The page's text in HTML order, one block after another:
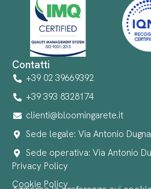
Contatti
+39 02 39669392
+39 393 8328174
clienti@bloomingarete.it
Sede legale: Via Antonio
Sede operativa: Via Antonio
Privacy Policy
Cookie Policy